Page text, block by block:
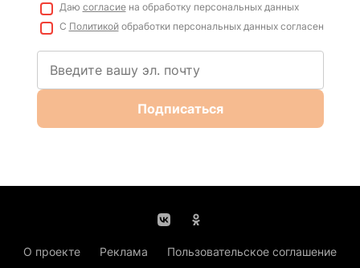
Даю согласиена обработку персональных данных
С Политикойобработки персональных данных согласен
Подписаться
О проекте Реклама
Пользовательское соглашение